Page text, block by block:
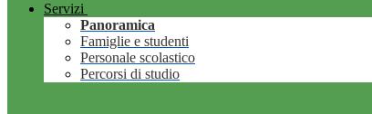
Servizi
Panoramica
Famiglie e studenti
Personale scolastico
Percorsi di studio